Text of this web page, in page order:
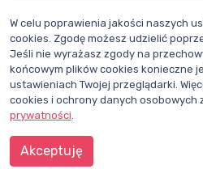
W celu poprawienia jakości naszych
cookies. Zgodę możesz udzielić
Jeśli nie wyrażasz zgody na
końcowym plików cookies konieczne
ustawieniach Twojej przeglądarki.
cookies i ochrony danych osobowych
prywatności.
Akceptuję